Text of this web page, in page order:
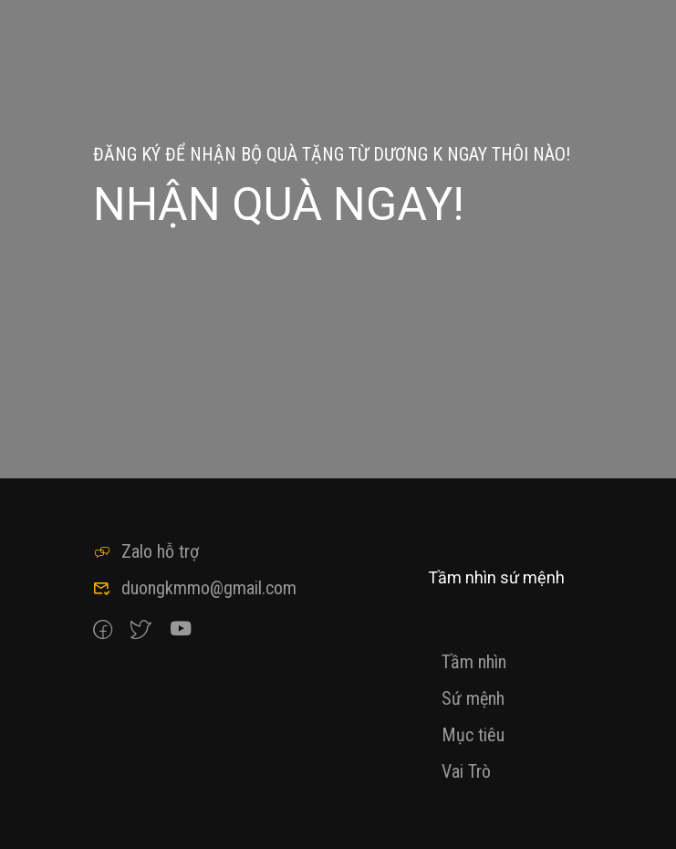
ĐĂNG KÝ ĐỂ NHẬN BỘ QUÀ TẶNG TỪ DƯƠNG K NGAY THÔI NÀO!
NHẬN QUÀ NGAY!
Zalo hỗ trợ
duongkmmo@gmail.com
Tầm nhìn sứ mệnh
Tầm nhìn
Sứ mệnh
Mục tiêu
Vai Trò